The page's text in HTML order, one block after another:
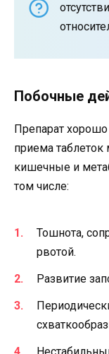
Побочные
Препарат хорошо
приема таблеток
кишечные и
том числе:
Тошнота,
рвотой.
Развитие